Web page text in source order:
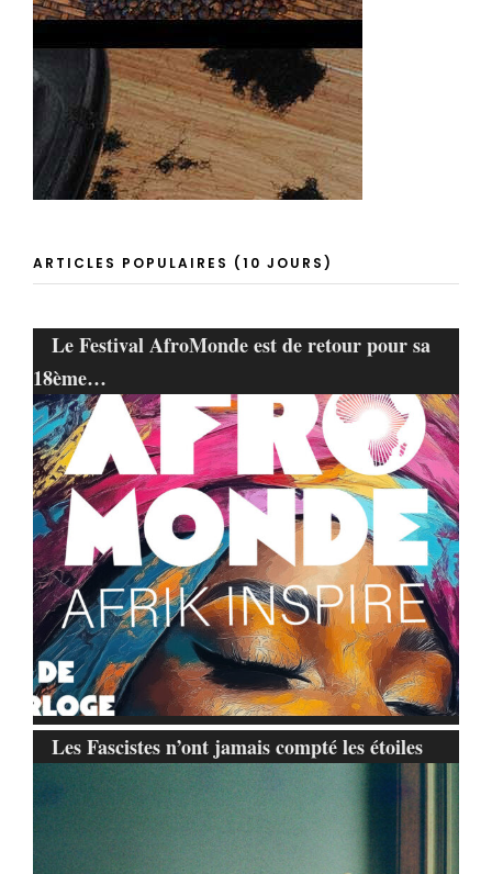
ARTICLES POPULAIRES (10 JOURS)
Le Festival AfroMonde est de retour pour sa
18ème…
Les Fascistes n’ont jamais compté les étoiles